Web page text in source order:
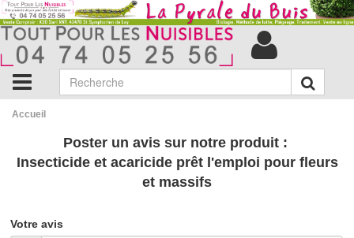
Accueil
Poster un avis sur notre produit :
Insecticide et acaricide prêt l'emploi pour fleurs
et massifs
Votre avis